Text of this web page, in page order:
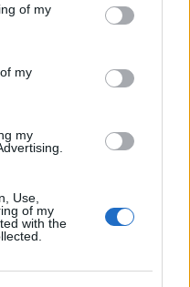
of my
my
my
Use,
of my
with the
mu
nocy,
więc został
wielką miłość
który
To kolejny
dobra ogółu
jest rzeczą
wiążę się
oraz bardzo